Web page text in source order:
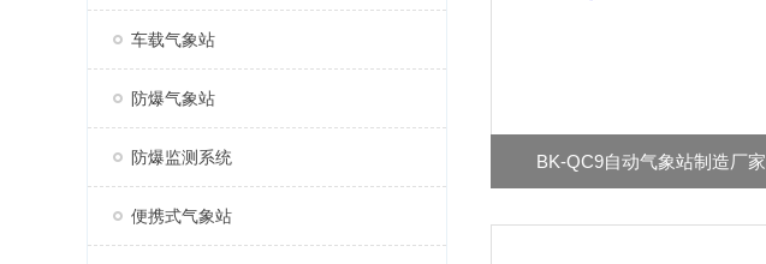
车载气象站
防爆气象站
防爆监测系统
便携式气象站
BK-QC9自动气象站制造厂家